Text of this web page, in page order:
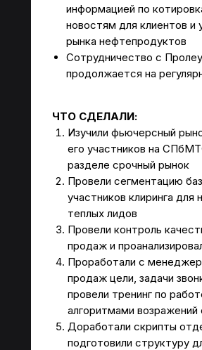
информацией по
новостям для клиентов и
рынка нефтепродуктов
Сотрудничество с
продолжается на
ЧТО СДЕЛАЛИ:
Изучили фьючерсный
его участников на
разделе срочный рынок
Провели сегментацию
участников клиринга для
теплых лидов
Провели контроль
продаж и
Проработали с
продаж цели, задачи
провели тренинг по
алгоритмами возражений
Доработали скрипты
подготовили структуру